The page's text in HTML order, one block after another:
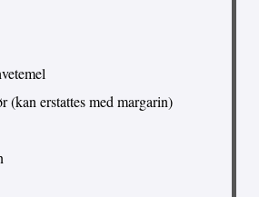
(kan erstattes med margarin)